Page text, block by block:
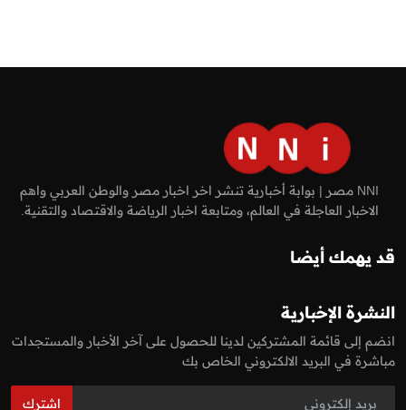
NNI مصر | بوابة أخبارية تنشر اخر اخبار مصر والوطن العربي واهم
الاخبار العاجلة في العالم، ومتابعة اخبار الرياضة والاقتصاد والتقنية.
قد يهمك أيضا
النشرة الإخبارية
انضم إلى قائمة المشتركين لدينا للحصول على آخر الأخبار والمستجدات
مباشرة في البريد الالكتروني الخاص بك
اشترك